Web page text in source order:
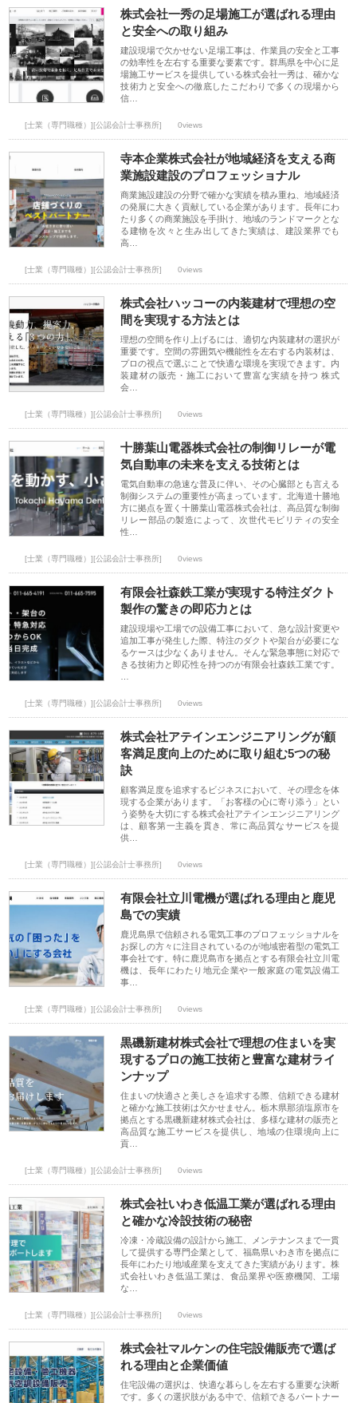
株式会社一秀の足場施工が選ばれる理由
と安全への取り組み
建設現場で欠かせない足場工事は、作業員の安全と工事
の効率性を左右する重要な要素です。群馬県を中心に足
場施工サービスを提供している株式会社一秀は、確かな
技術力と安全への徹底したこだわりで多くの現場から
信…
[士業（専門職種）][公認会計士事務所] 0views
寺本企業株式会社が地域経済を支える商
業施設建設のプロフェッショナル
商業施設建設の分野で確かな実績を積み重ね、地域経済
の発展に大きく貢献している企業があります。長年にわ
たり多くの商業施設を手掛け、地域のランドマークとな
る建物を次々と生み出してきた実績は、建設業界でも
高…
[士業（専門職種）][公認会計士事務所] 0views
株式会社ハッコーの内装建材で理想の空
間を実現する方法とは
理想の空間を作り上げるには、適切な内装建材の選択が
重要です。空間の雰囲気や機能性を左右する内装材は、
プロの視点で選ぶことで快適な環境を実現できます。内
装建材の販売・施工において豊富な実績を持つ 株式
会…
[士業（専門職種）][公認会計士事務所] 0views
十勝葉山電器株式会社の制御リレーが電
気自動車の未来を支える技術とは
電気自動車の急速な普及に伴い、その心臓部とも言える
制御システムの重要性が高まっています。北海道十勝地
方に拠点を置く十勝葉山電器株式会社は、高品質な制御
リレー部品の製造によって、次世代モビリティの安全
性…
[士業（専門職種）][公認会計士事務所] 0views
有限会社森鉄工業が実現する特注ダクト
製作の驚きの即応力とは
建設現場や工場での設備工事において、急な設計変更や
追加工事が発生した際、特注のダクトや架台が必要にな
るケースは少なくありません。そんな緊急事態に対応で
きる技術力と即応性を持つのが有限会社森鉄工業です。
[士業（専門職種）][公認会計士事務所] 0views
株式会社アテインエンジニアリングが顧
客満足度向上のために取り組む5つの秘
訣
顧客満足度を追求するビジネスにおいて、その理念を体
現する企業があります。「お客様の心に寄り添う」とい
う姿勢を大切にする株式会社アテインエンジニアリング
は、顧客第一主義を貫き、常に高品質なサービスを提
供…
[士業（専門職種）][公認会計士事務所] 0views
有限会社立川電機が選ばれる理由と鹿児
島での実績
鹿児島県で信頼される電気工事のプロフェッショナルを
お探しの方々に注目されているのが地域密着型の電気工
事会社です。特に鹿児島市を拠点とする有限会社立川電
機は、長年にわたり地元企業や一般家庭の電気設備工
事…
[士業（専門職種）][公認会計士事務所] 0views
黒磯新建材株式会社で理想の住まいを実
現するプロの施工技術と豊富な建材ライ
ンナップ
住まいの快適さと美しさを追求する際、信頼できる建材
と確かな施工技術は欠かせません。栃木県那須塩原市を
拠点とする黒磯新建材株式会社は、多様な建材の販売と
高品質な施工サービスを提供し、地域の住環境向上に
貢…
[士業（専門職種）][公認会計士事務所] 0views
株式会社いわき低温工業が選ばれる理由
と確かな冷設技術の秘密
冷凍・冷蔵設備の設計から施工、メンテナンスまで一貫
して提供する専門企業として、福島県いわき市を拠点に
長年にわたり地域産業を支えてきた実績があります。株
式会社いわき低温工業は、食品業界や医療機関、工場
な…
[士業（専門職種）][公認会計士事務所] 0views
株式会社マルケンの住宅設備販売で選ば
れる理由と企業価値
住宅設備の選択は、快適な暮らしを左右する重要な決断
です。多くの選択肢がある中で、信頼できるパートナー